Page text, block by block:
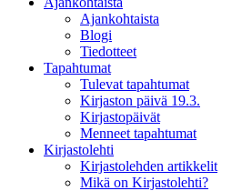
Ajankohtaista
Blogi
Tiedotteet
Tapahtumat
Tulevat tapahtumat
Kirjaston päivä 19.3.
Kirjastopäivät
Menneet tapahtumat
Kirjastolehti
Kirjastolehden artikkelit
Mikä on Kirjastolehti?